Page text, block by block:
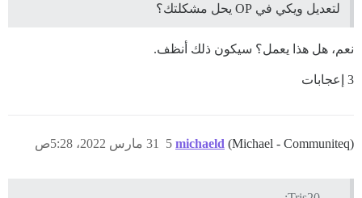
لتعديل ويكي في OP يحل مشكلتك؟
نعم، هل هذا يعمل؟ سيكون ذلك أنظف.
3 إعجابات
michaeld (Michael - Communiteq) 31 مارس 2022، 5:28ص 5